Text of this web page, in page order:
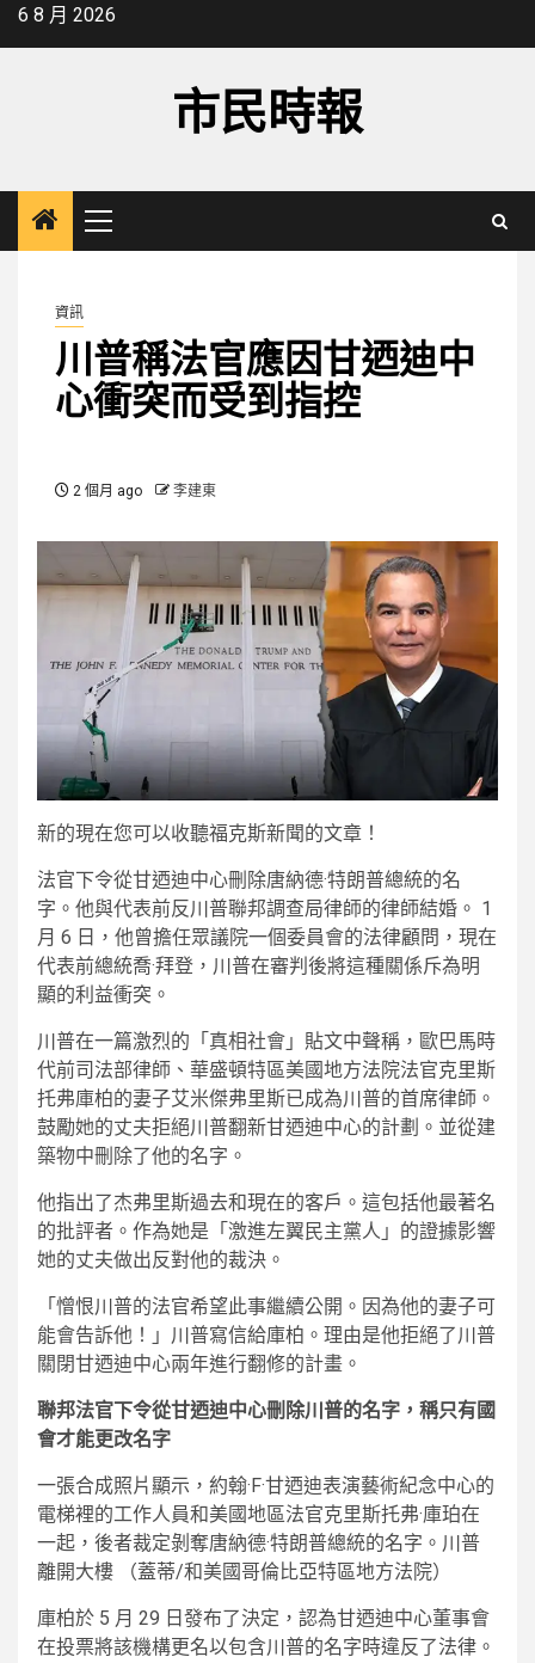
Skip6 8 月 2026
市民時報
Primary
Menu
資訊
川普稱法官應因甘迺迪中
心衝突而受到指控
2 個月 ago 李建東
新的現在您可以收聽福克斯新聞的文章！
法官下令從甘迺迪中心刪除唐納德·特朗普總統的名
字。他與代表前反川普聯邦調查局律師的律師結婚。 1
月 6 日，他曾擔任眾議院一個委員會的法律顧問，現在
代表前總統喬·拜登，川普在審判後將這種關係​​斥為明
顯的利益衝突。
川普在一篇激烈的「真相社會」貼文中聲稱，歐巴馬時
代前司法部律師、華盛頓特區美國地方法院法官克里斯
托弗庫柏的妻子艾米傑弗里斯已成為川普的首席律師。
鼓勵她的丈夫拒絕川普翻新甘迺迪中心的計劃。並從建
築物中刪除了他的名字。
他指出了杰弗里斯過去和現在的客戶。這包括他最著名
的批評者。作為她是「激進左翼民主黨人」的證據影響
她的丈夫做出反對他的裁決。
「憎恨川普的法官希望此事繼續公開。因為他的妻子可
能會告訴他！」川普寫信給庫柏。理由是他拒絕了川普
關閉甘迺迪中心兩年進行翻修的計畫。
聯邦法官下令從甘迺迪中心刪除川普的名字，稱只有國
會才能更改名字
一張合成照片顯示，約翰·F·甘迺迪表演藝術紀念中心的
電梯裡的工作人員和美國地區法官克里斯托弗·庫珀在
一起，後者裁定剝奪唐納德·特朗普總統的名字。川普
離開大樓
（蓋蒂/和美國哥倫比亞特區地方法院）
庫柏於 5 月 29 日發布了決定，認為甘迺迪中心董事會
在投票將該機構更名以包含川普的名字時違反了法律。